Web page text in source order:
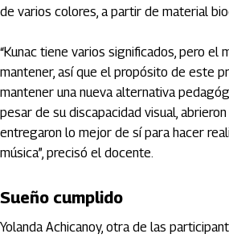
de varios colores, a partir de material
“Kunac tiene varios significados, pero el
mantener, así que el propósito de este
mantener una nueva alternativa
pesar de su discapacidad visual,
entregaron lo mejor de sí para hacer
música”, precisó el docente.
Sueño cumplido
Yolanda Achicanoy, otra de las